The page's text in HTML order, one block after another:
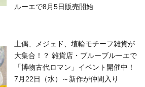
ルーエで8月5日販売開始
土偶、メジェド、埴輪モチーフ雑貨が
大集合！？ 雑貨店・ブルーブルーエで
「博物古代ロマン」イベント開催中！
7月22日（水）～新作が仲間入り